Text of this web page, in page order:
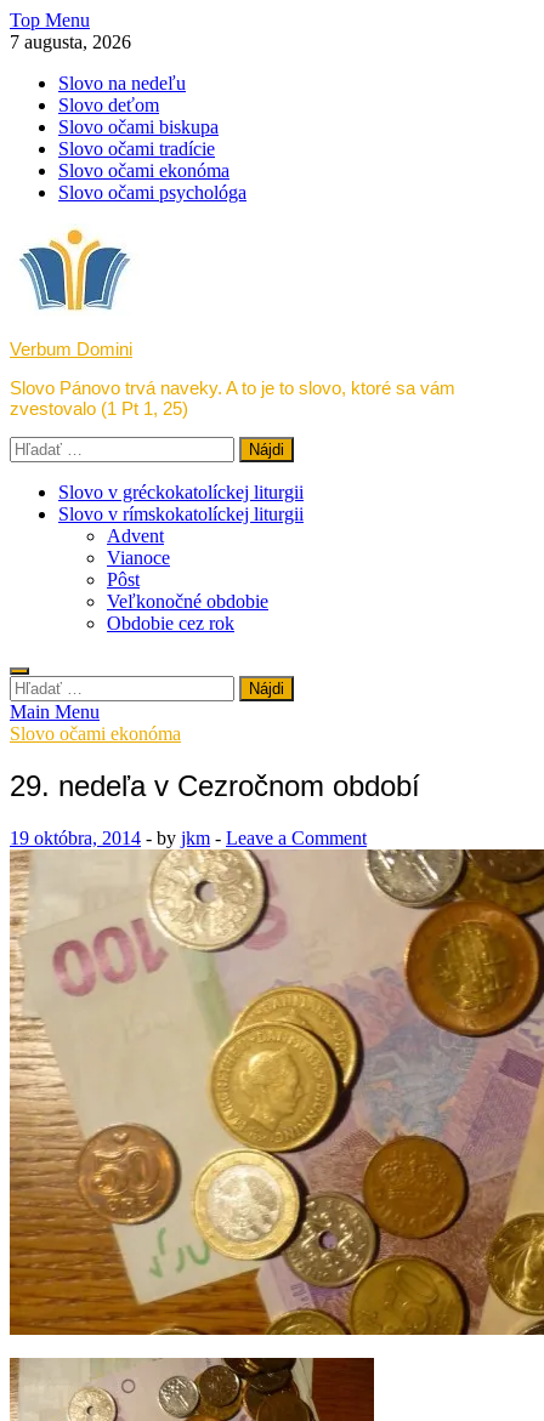
Skip
to
Top Menu
7 augusta, 2026
Slovo na nedeľu
Slovo deťom
Slovo očami biskupa
Slovo očami tradície
Slovo očami ekonóma
Slovo očami psychológa
Verbum Domini
Slovo Pánovo trvá naveky. A to je to slovo, ktoré sa vám
zvestovalo (1 Pt 1, 25)
Hľadať:
Slovo v gréckokatolíckej liturgii
Slovo v rímskokatolíckej liturgii
Advent
Vianoce
Pôst
Veľkonočné obdobie
Obdobie cez rok
Hľadať:
Main Menu
Slovo očami ekonóma
29. nedeľa v Cezročnom období
19 októbra, 2014 - by jkm - Leave a Comment